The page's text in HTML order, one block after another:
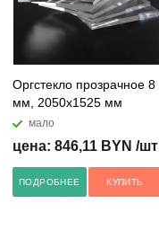
Оргстекло прозрачное 8
мм, 2050x1525 мм
мало
цена: 846,11 BYN /шт
ПОДРОБНЕЕ КУПИТЬ